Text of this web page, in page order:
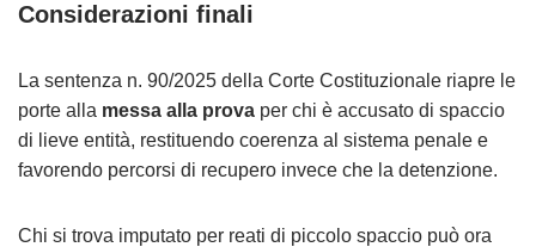
Considerazioni finali
La sentenza n. 90/2025 della Corte Costituzionale riapre le
porte alla messa alla prova per chi è accusato di spaccio
di lieve entità, restituendo coerenza al sistema penale e
favorendo percorsi di recupero invece che la detenzione.
Chi si trova imputato per reati di piccolo spaccio può ora